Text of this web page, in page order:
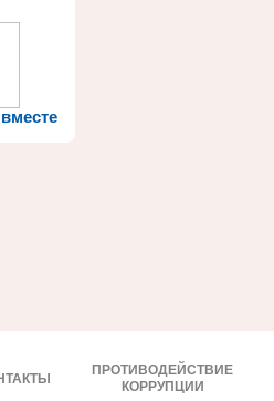
ПРОТИВОДЕЙСТВИЕ
КОРРУПЦИИ